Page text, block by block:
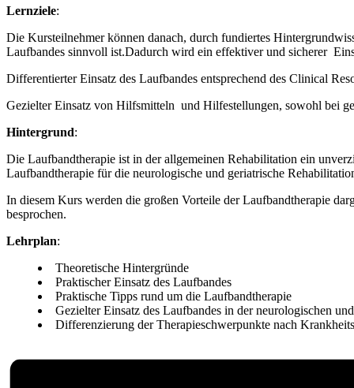
Lernziele:
Die Kursteilnehmer können danach, durch fundiertes
Laufbandes sinnvoll ist.Dadurch wird ein effektiver und sicherer
Differentierter Einsatz des Laufbandes entsprechend des Clinical
Gezielter Einsatz von Hilfsmitteln und Hilfestellungen, sowohl bei
Hintergrund:
Die Laufbandtherapie ist in der allgemeinen Rehabilitation ein
Laufbandtherapie für die neurologische und geriatrische
In diesem Kurs werden die großen Vorteile der Laufbandtherapie
besprochen.
Lehrplan:
Theoretische Hintergründe
Praktischer Einsatz des Laufbandes
Praktische Tipps rund um die Laufbandtherapie
Gezielter Einsatz des Laufbandes in der neurologischen
Differenzierung der Therapieschwerpunkte nach